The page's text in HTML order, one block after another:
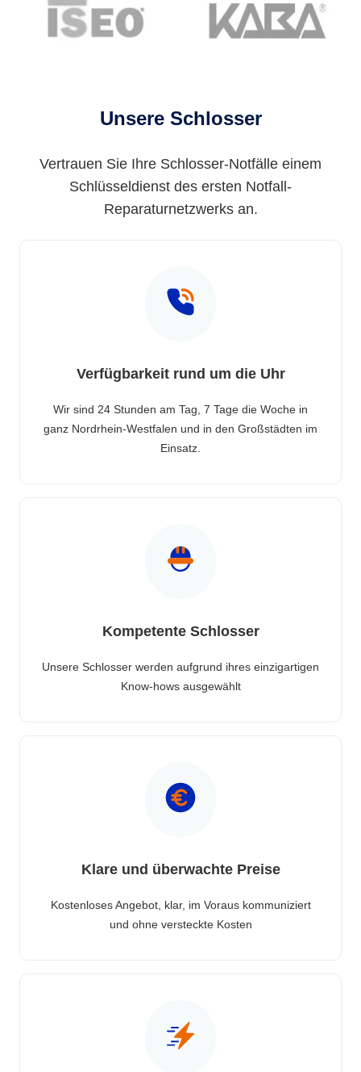
Unsere Schlosser
Vertrauen Sie Ihre Schlosser-Notfälle einem
Schlüsseldienst des ersten Notfall-
Reparaturnetzwerks an.
Verfügbarkeit rund um die Uhr
Wir sind 24 Stunden am Tag, 7 Tage die Woche in
ganz Nordrhein-Westfalen und in den Großstädten im
Einsatz.
Kompetente Schlosser
Unsere Schlosser werden aufgrund ihres einzigartigen
Know-hows ausgewählt
Klare und überwachte Preise
Kostenloses Angebot, klar, im Voraus kommuniziert
und ohne versteckte Kosten